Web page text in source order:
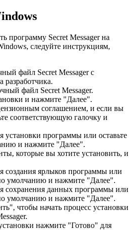
программу Secret Messager на
следуйте инструкциям,
файл Secret Messager с
разработчика.
файл Secret Messager.
и нажмите "Далее".
соглашением, и если вы
соответствующую галочку и
установки программы или оставьте
и нажмите "Далее".
которые вы хотите установить, и
создания ярлыков программы или
умолчанию и нажмите "Далее".
сохранения данных программы или
умолчанию и нажмите "Далее".
чтобы начать процесс установки
нажмите "Готово" для